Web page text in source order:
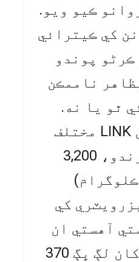
ڪيو ويو.
کي ڪيترائي
پوندو
ناممڪن
ٿو يا نه.
ان عرصي دوران LINK مختلف
مرحلن مان گذرندو، 3,200
پائونڊ (1,452 ڪلوگرام)
کي
آهستي ان
جو مدار زمين کان لڳ ڀڳ 370